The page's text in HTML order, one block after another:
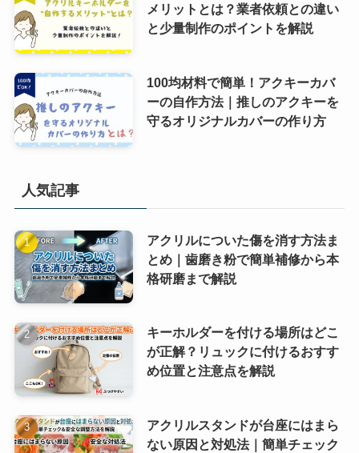
メリットとは？業者依頼との違い
と少量制作のポイントを解説
100均材料で簡単！アクキーカバ
ーの自作方法｜推しのアクキーを
守るオリジナルカバーの作り方
人気記事
アクリルについた傷を消す方法ま
とめ｜歯磨き粉で簡単補修から本
格研磨まで解説
キーホルダーを付ける場所はどこ
が正解？リュックに付けるおすす
め位置と注意点を解説
アクリルスタンドが台座にはまら
ない原因と対処法｜簡単チェック